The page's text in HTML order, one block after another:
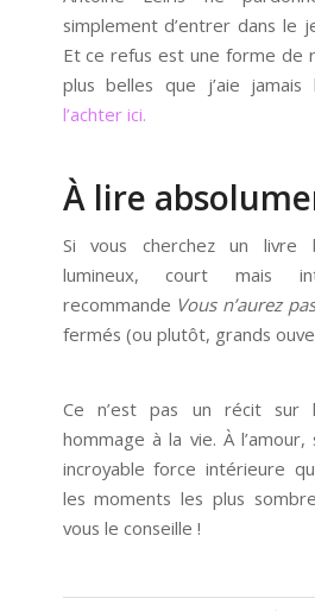
simplement d’entrer dans le
Et ce refus est une forme de
plus belles que j’aie jamais
l’achter ici.
À lire
Si vous cherchez un livre
lumineux, court mais
recommande Vous n’aurez
fermés (ou plutôt, grands
Ce n’est pas un récit sur
hommage à la vie. À
incroyable force intérieure
les moments les plus
vous le conseille !